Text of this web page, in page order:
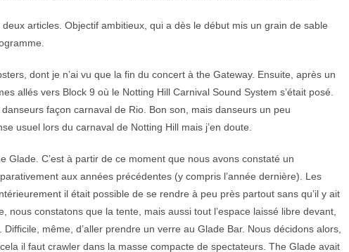
articles. Objectif ambitieux, qui a dès le début mis un grain de sable
dont je n’ai vu que la fin du concert à the Gateway. Ensuite, après un
allés vers Block 9 où le Notting Hill Carnival Sound System s’était posé.
façon carnaval de Rio. Bon son, mais danseurs un peu
usuel lors du carnaval de Notting Hill mais j’en doute.
C’est à partir de ce moment que nous avons constaté un
aux années précédentes (y compris l’année dernière). Les
il était possible de se rendre à peu près partout sans qu’il y ait
constatons que la tente, mais aussi tout l’espace laissé libre devant,
même, d’aller prendre un verre au Glade Bar. Nous décidons alors,
il faut crawler dans la masse compacte de spectateurs. The Glade avait